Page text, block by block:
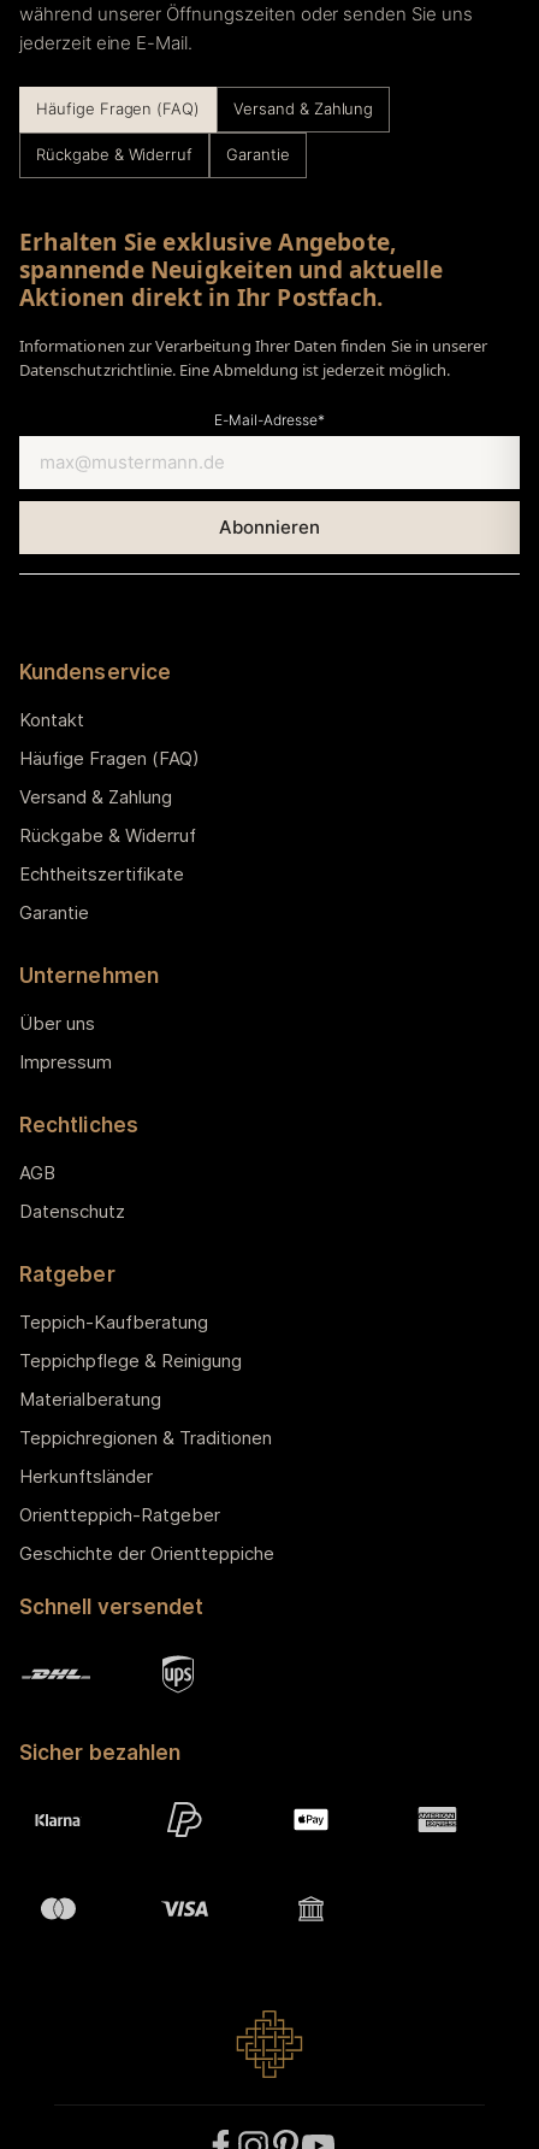
während unserer Öffnungszeiten oder senden Sie uns
jederzeit eine E-Mail.
Häufige Fragen (FAQ) Versand & Zahlung
Rückgabe & Widerruf Garantie
Erhalten Sie exklusive Angebote,
spannende Neuigkeiten und aktuelle
Aktionen direkt in Ihr Postfach.
Informationen zur Verarbeitung Ihrer Daten finden Sie in unserer
Datenschutzrichtlinie. Eine Abmeldung ist jederzeit möglich.
E-Mail-Adresse*
Kundenservice
Kontakt
Häufige Fragen (FAQ)
Versand & Zahlung
Rückgabe & Widerruf
Echtheitszertifikate
Garantie
Unternehmen
Über uns
Impressum
Rechtliches
AGB
Datenschutz
Ratgeber
Teppich-Kaufberatung
Teppichpflege & Reinigung
Materialberatung
Teppichregionen & Traditionen
Herkunftsländer
Orientteppich-Ratgeber
Geschichte der Orientteppiche
Schnell versendet
Sicher bezahlen